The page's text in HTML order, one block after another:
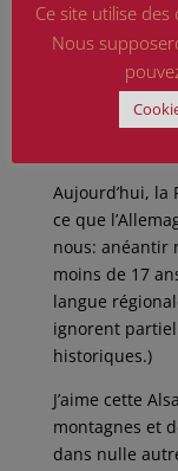
Depuis 1945,
franciser pour
les troufions
grossière
Aujourd’hui, la
ce que
nous: anéantir
moins de 17
langue
ignorent
historiques.)
J’aime cette
montagnes et
dans nulle
Ce site utilise
Nous